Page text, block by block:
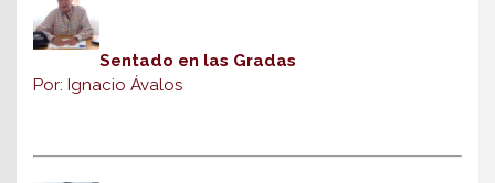
Sentado en las Gradas
Por: Ignacio Ávalos